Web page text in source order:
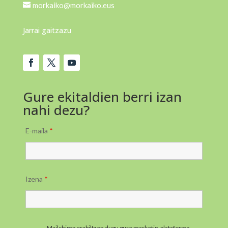
morkaiko@morkaiko.eus
Jarrai gaitzazu
Gure ekitaldien berri izan
nahi dezu?
E-maila *
Izena *